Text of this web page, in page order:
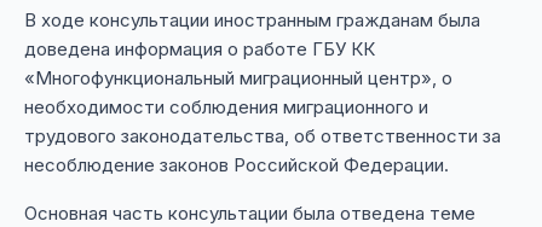
В ходе консультации иностранным гражданам была
доведена информация о работе ГБУ КК
«Многофункциональный миграционный центр», о
необходимости соблюдения миграционного и
трудового законодательства, об ответственности за
несоблюдение законов Российской Федерации.
Основная часть консультации была отведена теме